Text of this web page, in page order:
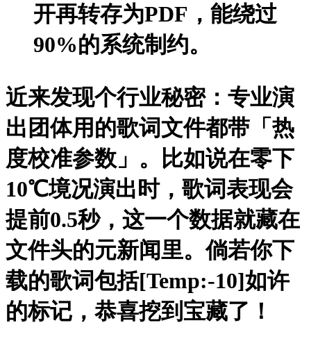
开再转存为PDF，能绕过
90%的系统制约。
近来发现个行业秘密：专业演
出团体用的歌词文件都带「热
度校准参数」。比如说在零下
10℃境况演出时，歌词表现会
提前0.5秒，这一个数据就藏在
文件头的元新闻里。倘若你下
载的歌词包括[Temp:-10]如许
的标记，恭喜挖到宝藏了！